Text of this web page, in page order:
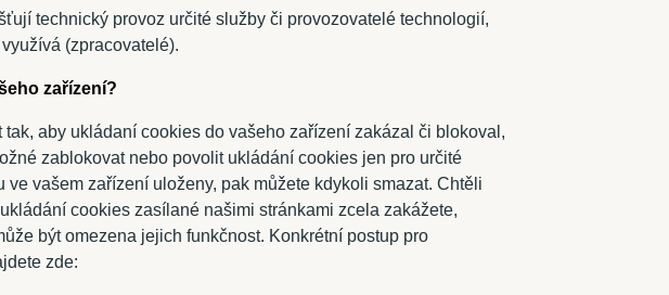
technický provoz určité služby či provozovatelé technologií,
(zpracovatelé).
zařízení?
aby ukládaní cookies do vašeho zařízení zakázal či blokoval,
zablokovat nebo povolit ukládání cookies jen pro určité
vašem zařízení uloženy, pak můžete kdykoli smazat. Chtěli
cookies zasílané našimi stránkami zcela zakážete,
být omezena jejich funkčnost. Konkrétní postup pro
zde: